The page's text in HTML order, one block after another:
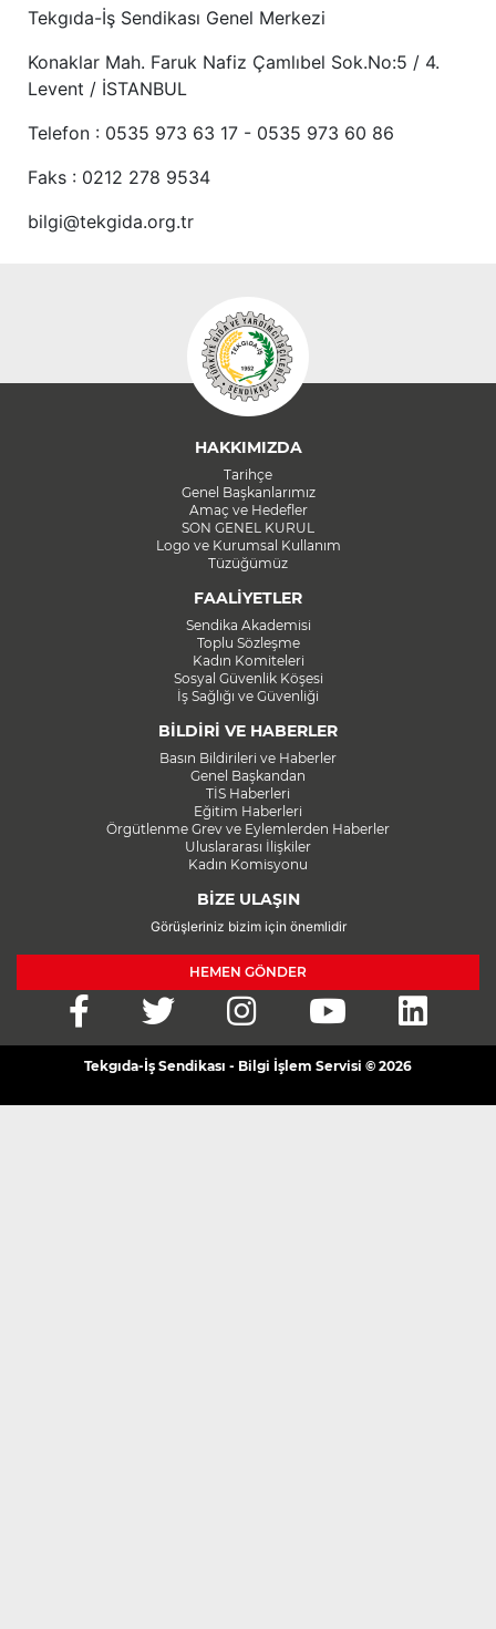
Tekgıda-İş Sendikası Genel Merkezi
Konaklar Mah. Faruk Nafiz Çamlıbel Sok.No:5 / 4.
Levent / İSTANBUL
Telefon : 0535 973 63 17 - 0535 973 60 86
Faks : 0212 278 9534
bilgi@tekgida.org.tr
HAKKIMIZDA
Tarihçe
Genel Başkanlarımız
Amaç ve Hedefler
SON GENEL KURUL
Logo ve Kurumsal Kullanım
Tüzüğümüz
FAALİYETLER
Sendika Akademisi
Toplu Sözleşme
Kadın Komiteleri
Sosyal Güvenlik Köşesi
İş Sağlığı ve Güvenliği
BİLDİRİ VE HABERLER
Basın Bildirileri ve Haberler
Genel Başkandan
TİS Haberleri
Eğitim Haberleri
Örgütlenme Grev ve Eylemlerden Haberler
Uluslararası İlişkiler
Kadın Komisyonu
BİZE ULAŞIN
Görüşleriniz bizim için önemlidir
HEMEN GÖNDER
Tekgıda-İş Sendikası - Bilgi İşlem Servisi © 2026